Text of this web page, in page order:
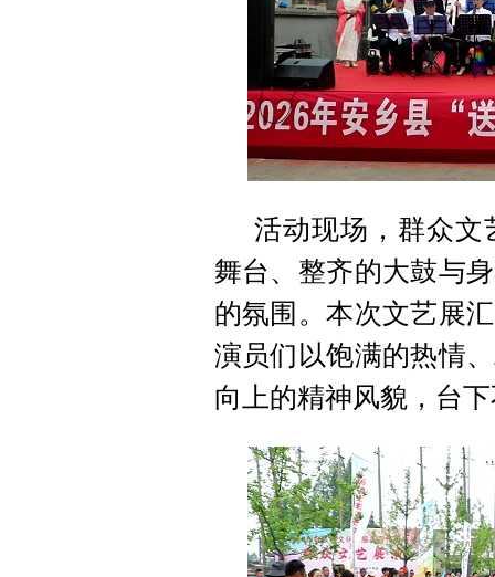
活动现场，群众文
舞台、整齐的大鼓与
的氛围。本次文艺展
演员们以饱满的热情
向上的精神风貌，台